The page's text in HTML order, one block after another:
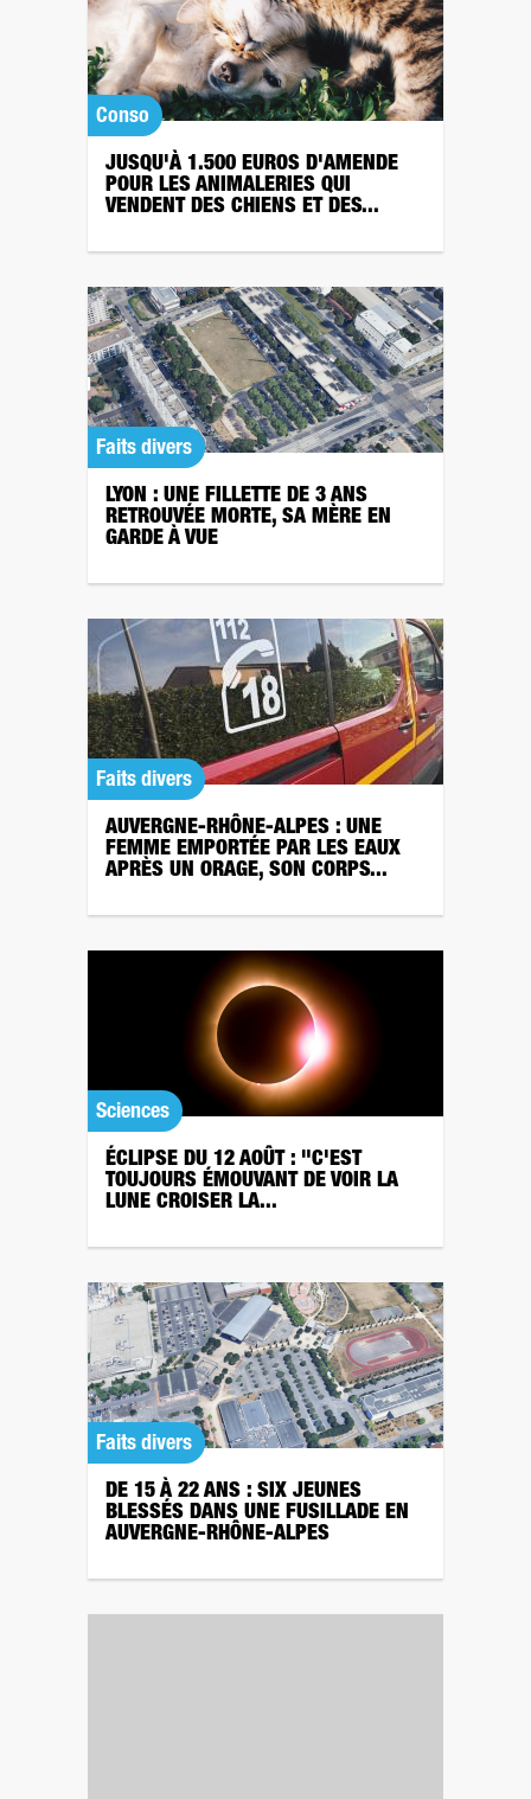
Conso
JUSQU'À 1.500 EUROS D'AMENDE
POUR LES ANIMALERIES QUI
VENDENT DES CHIENS ET DES...
Faits divers
LYON : UNE FILLETTE DE 3 ANS
RETROUVÉE MORTE, SA MÈRE EN
GARDE À VUE
Faits divers
AUVERGNE-RHÔNE-ALPES : UNE
FEMME EMPORTÉE PAR LES EAUX
APRÈS UN ORAGE, SON CORPS...
Sciences
ÉCLIPSE DU 12 AOÛT : "C'EST
TOUJOURS ÉMOUVANT DE VOIR LA
LUNE CROISER LA...
Faits divers
DE 15 À 22 ANS : SIX JEUNES
BLESSÉS DANS UNE FUSILLADE EN
AUVERGNE-RHÔNE-ALPES